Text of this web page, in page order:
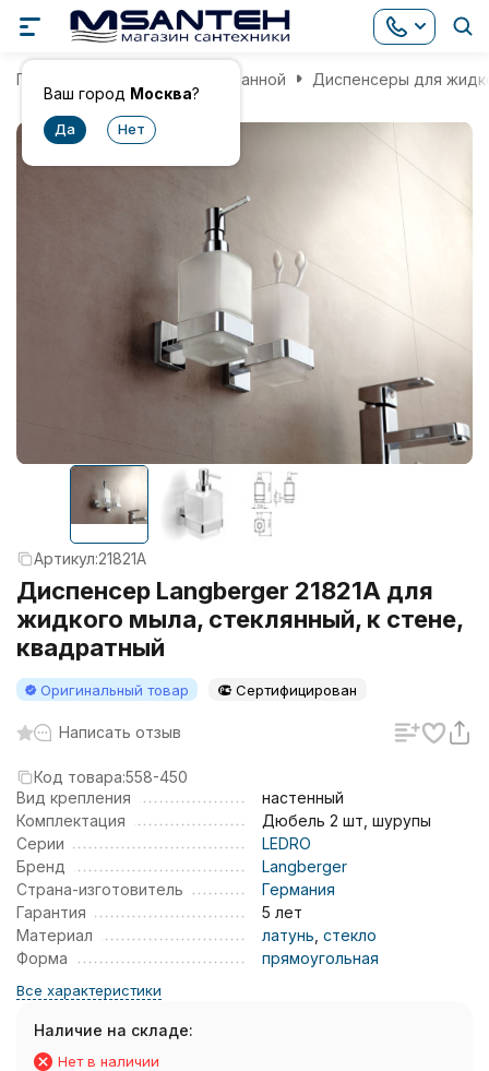
Ваш город Москва?
Главная Аксессуары для ванной Диспенсеры для
Артикул:21821A
Диспенсер Langberger 21821A для
жидкого мыла, стеклянный, к стене,
квадратный
Оригинальный товар Сертифицирован
Написать отзыв
Код товара:558-450
Вид крепления
настенный
Комплектация
Дюбель 2 шт, шурупы
Серии
LEDRO
Бренд
Langberger
Страна-изготовитель
Германия
Гарантия
5 лет
Материал
латунь стекло
Форма
прямоугольная
Все характеристики
Наличие на складе:
Нет в наличии